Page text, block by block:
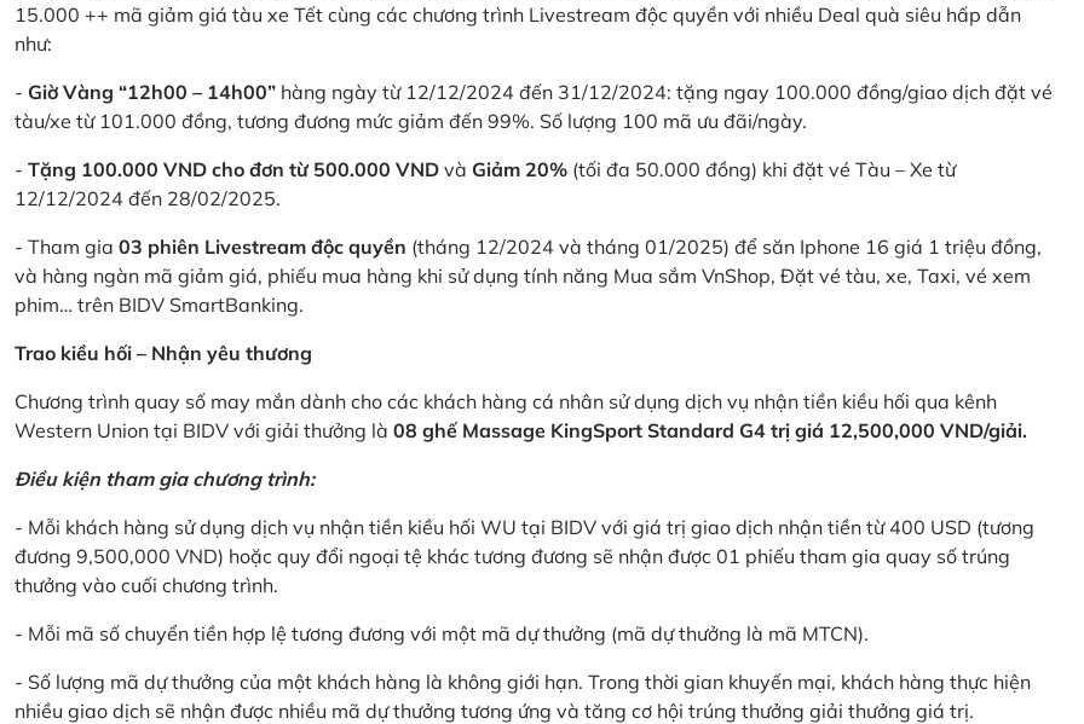
15.000 ++ mã giảm giá tàu xe Tết cùng các chương trình Livestream độc quyền với nhiều Deal quà siêu hấp dẫn
như:
- Giờ Vàng “12h00 – 14h00” hàng ngày từ 12/12/2024 đến 31/12/2024: tặng ngay 100.000 đồng/giao dịch đặt vé
tàu/xe từ 101.000 đồng, tương đương mức giảm đến 99%. Số lượng 100 mã ưu đãi/ngày.
- Tặng 100.000 VND cho đơn từ 500.000 VND và Giảm 20% (tối đa 50.000 đồng) khi đặt vé Tàu – Xe từ
12/12/2024 đến 28/02/2025.
- Tham gia 03 phiên Livestream độc quyền (tháng 12/2024 và tháng 01/2025) để săn Iphone 16 giá 1 triệu đồng,
và hàng ngàn mã giảm giá, phiếu mua hàng khi sử dụng tính năng Mua sắm VnShop, Đặt vé tàu, xe, Taxi, vé xem
phim… trên BIDV SmartBanking.
Trao kiều hối – Nhận yêu thương
Chương trình quay số may mắn dành cho các khách hàng cá nhân sử dụng dịch vụ nhận tiền kiều hối qua kênh
Western Union tại BIDV với giải thưởng là 08 ghế Massage KingSport Standard G4 trị giá 12,500,000 VND/giải.
Điều kiện tham gia chương trình:
- Mỗi khách hàng sử dụng dịch vụ nhận tiền kiều hối WU tại BIDV với giá trị giao dịch nhận tiền từ 400 USD (tương
đương 9,500,000 VND) hoặc quy đổi ngoại tệ khác tương đương sẽ nhận được 01 phiếu tham gia quay số trúng
thưởng vào cuối chương trình.
- Mỗi mã số chuyển tiền hợp lệ tương đương với một mã dự thưởng (mã dự thưởng là mã MTCN).
- Số lượng mã dự thưởng của một khách hàng là không giới hạn. Trong thời gian khuyến mại, khách hàng thực hiện
nhiều giao dịch sẽ nhận được nhiều mã dự thưởng tương ứng và tăng cơ hội trúng thưởng giải thưởng giá trị.